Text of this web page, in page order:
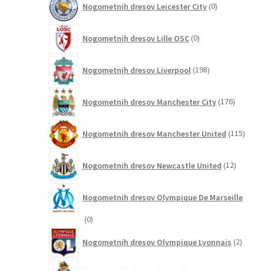
Nogometnih dresov Leicester City 0izdelkov
Nogometnih dresov Lille OSC 0izdelkov
Nogometnih dresov Liverpool 198izdelkov
Nogometnih dresov Manchester City 176izdelkov
Nogometnih dresov Manchester United 115
Nogometnih dresov Newcastle United 12izdelkov
Nogometnih dresov Olympique De Marseille
00
Nogometnih dresov Olympique Lyonnais 2izdelka